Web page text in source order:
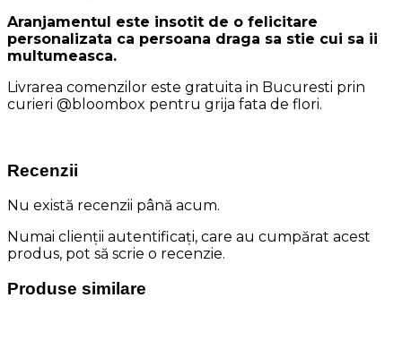
Aranjamentul este insotit de o felicitare
personalizata ca persoana draga sa stie cui sa ii
multumeasca.
Livrarea comenzilor este gratuita in Bucuresti prin
curieri @bloombox pentru grija fata de flori.
Recenzii
Nu există recenzii până acum.
Numai clienții autentificați, care au cumpărat acest
produs, pot să scrie o recenzie.
Produse similare